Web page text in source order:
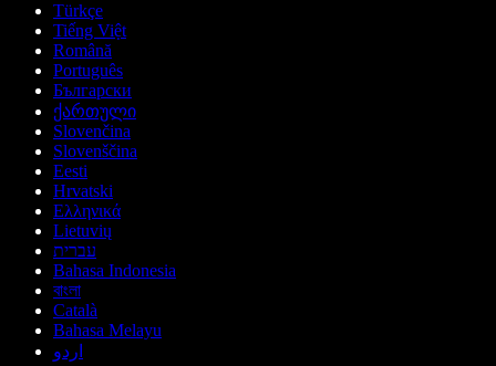
Türkçe
Tiếng Việt
Română
Português
Български
ქართული
Slovenčina
Slovenščina
Eesti
Hrvatski
Ελληνικά
Lietuvių
עברית
Bahasa Indonesia
বাংলা
Català
Bahasa Melayu
اردو